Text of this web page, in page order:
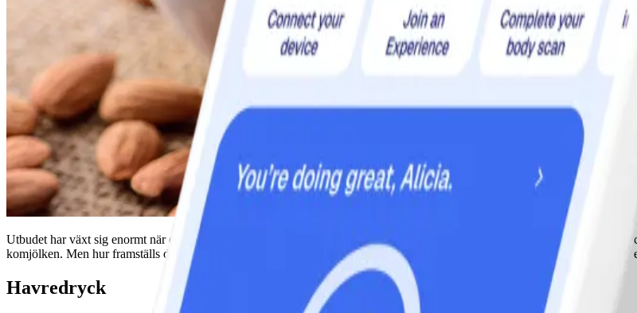
Utbudet har växt sig enormt när det kommer till olika varianter av växtbaserade “mjölkdrycker”. Havre-, mandel- och
komjölken. Men hur framställs dryckerna och hur bra är dom ur hälso- och näringssynpunkt? Vi ger dig här en liten guide av
Havredryck